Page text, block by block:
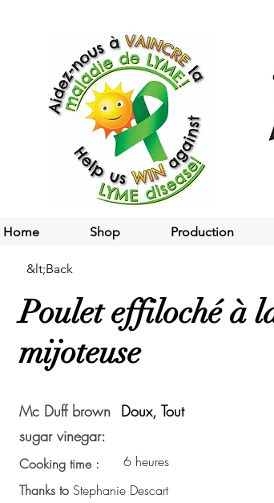
Home Shop Production
&lt;Back
Poulet effiloché à
mijoteuse
Mc Duff brown
sugar vinegar:
Doux, Tout
Cooking time :
6 heures
Thanks to Stephanie Descart